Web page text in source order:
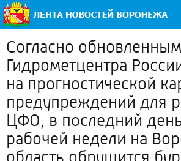
Согласно
Гидрометцентра
на прогностической
предупреждений для
ЦФО, в последний
рабочей недели на